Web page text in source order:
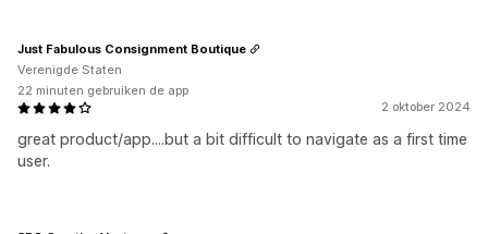
2 oktober 2024
great product/app....but a bit difficult to navigate as a first time
user.
Just Fabulous Consignment Boutique
Verenigde Staten
22 minuten gebruiken de app